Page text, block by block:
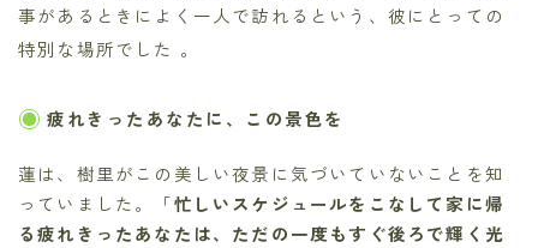
事があるときによく一人で訪れるという、彼にとっての
特別な場所でした 。
疲れきったあなたに、この景色を
蓮は、樹里がこの美しい夜景に気づいていないことを知
っていました。「忙しいスケジュールをこなして家に帰
る疲れきったあなたは、ただの一度もすぐ後ろで輝く光